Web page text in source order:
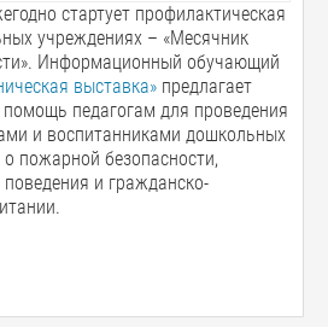
стартует профилактическая
учреждениях – «Месячник
Информационный обучающий
выставка» предлагает
педагогам для проведения
и воспитанниками дошкольных
пожарной безопасности,
поведения и гражданско-